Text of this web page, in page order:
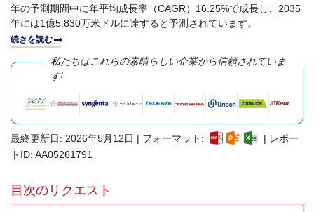
年の予測期間中に年平均成長率（CAGR）16.25%で成長し、2035
年には1億5,830万米ドルに達すると予測されています。
続きを読む
私たちはこれらの素晴らしい企業から信頼されていま
す!
最終更新日: 2026年5月12日 | フォーマット:
| レポー
トID: AA05261791
目次のリクエスト